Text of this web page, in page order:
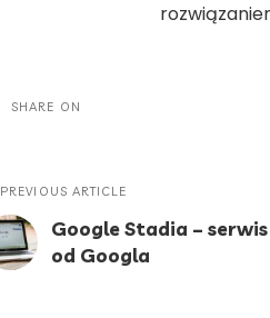
SHARE ON
PREVIOUS ARTICLE
Google Stadia –
od Googla